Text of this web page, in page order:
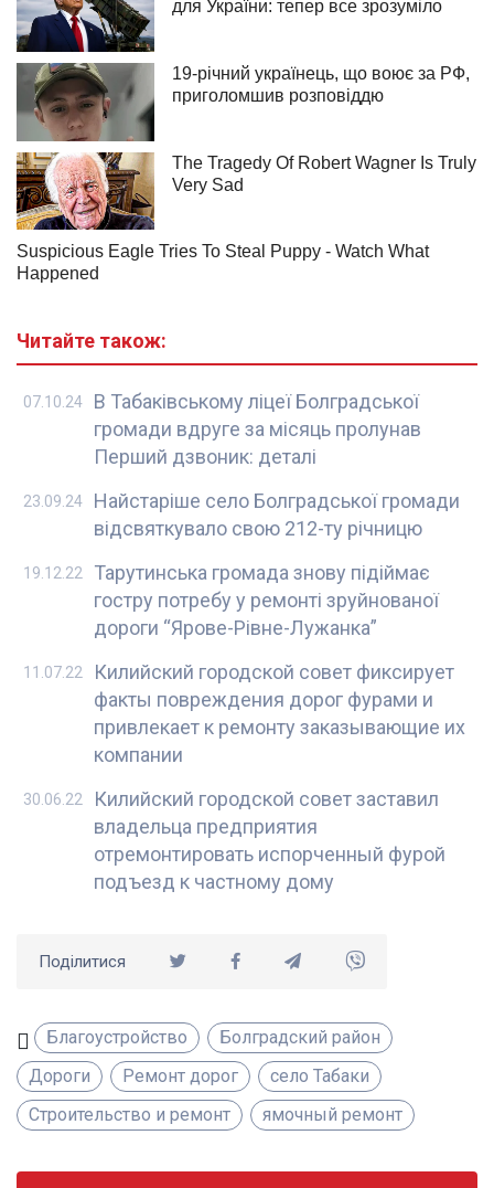
Читайте також:
В Табаківському ліцеї Болградської
громади вдруге за місяць пролунав
Перший дзвоник: деталі
07.10.24
Найстаріше село Болградської громади
відсвяткувало свою 212-ту річницю
23.09.24
Тарутинська громада знову підіймає
гостру потребу у ремонті зруйнованої
дороги “Ярове-Рівне-Лужанка”
19.12.22
Килийский городской совет фиксирует
факты повреждения дорог фурами и
привлекает к ремонту заказывающие их
компании
11.07.22
Килийский городской совет заставил
владельца предприятия
отремонтировать испорченный фурой
подъезд к частному дому
30.06.22
Поділитися
Благоустройство
Болградский район
Дороги
Ремонт дорог
село Табаки
Строительство и ремонт
ямочный ремонт